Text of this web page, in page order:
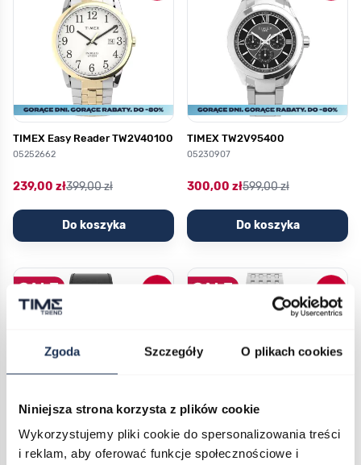
Zgoda Szczegóły O plikach cookies
Niniejsza strona korzysta z plików cookie
Wykorzystujemy pliki cookie do spersonalizowania treści
i reklam, aby oferować funkcje społecznościowe i
TIMEX Easy Reader TW2V40100
05252662
239,00 zł399,00 zł
Do koszyka
TIMEX TW2V95400
05230907
300,00 zł599,00 zł
Do koszyka
TIMEX TW2V42700
05230873
TIMEX Waterbury TW2V42400
05196287